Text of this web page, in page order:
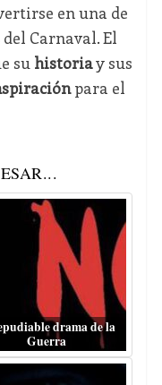
en una de
del Carnaval. El
su historiay sus
para el
drama de la
Guerra